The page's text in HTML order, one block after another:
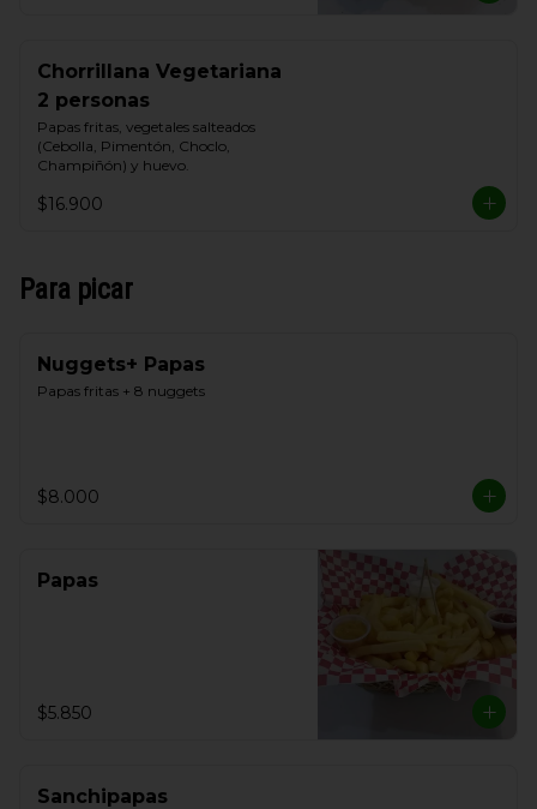
Chorrillana Vegetariana
2 personas
Papas fritas, vegetales salteados
(Cebolla, Pimentón, Choclo,
Champiñón) y huevo.
$16.900
Para picar
Nuggets+ Papas
Papas fritas + 8 nuggets
$8.000
Papas
$5.850
Sanchipapas